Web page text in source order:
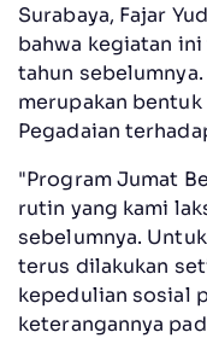
Surabaya, Fajar
bahwa kegiatan
tahun
merupakan
Pegadaian
"Program Jumat
rutin yang kami
sebelumnya.
terus dilakukan
kepedulian sosial
keterangannya